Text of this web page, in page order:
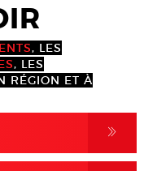
, LES
, LES
RÉGION ET À
,